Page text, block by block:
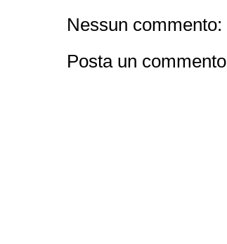
Nessun commento:
Posta un commento